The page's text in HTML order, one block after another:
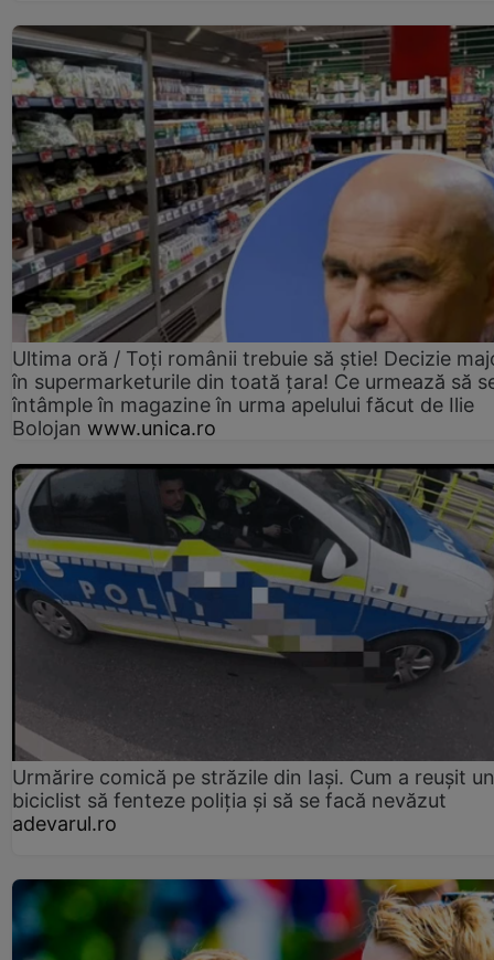
Ultima oră / Toți românii trebuie să știe! Decizie
în supermarketurile din toată țara! Ce urmează să
întâmple în magazine în urma apelului făcut de Ilie
Bolojan www.unica.ro
Urmărire comică pe străzile din Iași. Cum a reușit un
biciclist să fenteze poliția și să se facă nevăzut
adevarul.ro